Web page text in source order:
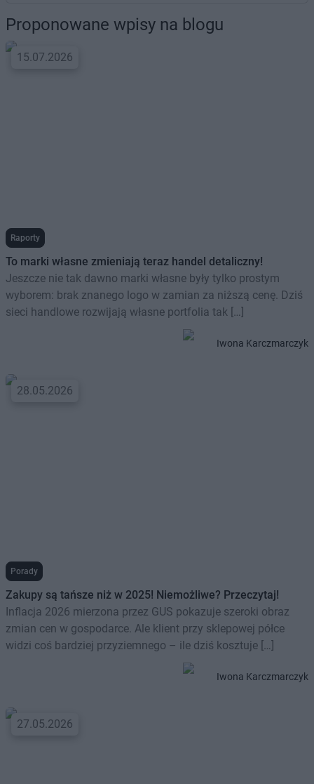
Proponowane wpisy na blogu
15.07.2026
Raporty
To marki własne zmieniają teraz handel detaliczny!
Jeszcze nie tak dawno marki własne były tylko prostym
wyborem: brak znanego logo w zamian za niższą cenę. Dziś
sieci handlowe rozwijają własne portfolia tak […]
Iwona Karczmarczyk
28.05.2026
Porady
Zakupy są tańsze niż w 2025! Niemożliwe? Przeczytaj!
Inflacja 2026 mierzona przez GUS pokazuje szeroki obraz
zmian cen w gospodarce. Ale klient przy sklepowej półce
widzi coś bardziej przyziemnego – ile dziś kosztuje […]
Iwona Karczmarczyk
27.05.2026